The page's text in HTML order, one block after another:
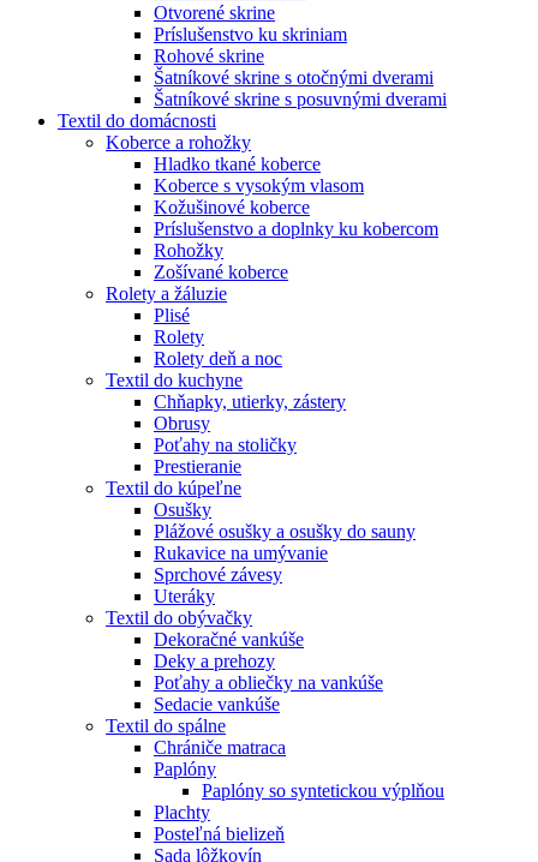
Otvorené skrine
Príslušenstvo ku skriniam
Rohové skrine
Šatníkové skrine s otočnými dverami
Šatníkové skrine s posuvnými dverami
Textil do domácnosti
Koberce a rohožky
Hladko tkané koberce
Koberce s vysokým vlasom
Kožušinové koberce
Príslušenstvo a doplnky ku kobercom
Rohožky
Zošívané koberce
Rolety a žáluzie
Plisé
Rolety
Rolety deň a noc
Textil do kuchyne
Chňapky, utierky, zástery
Obrusy
Poťahy na stoličky
Prestieranie
Textil do kúpeľne
Osušky
Plážové osušky a osušky do sauny
Rukavice na umývanie
Sprchové závesy
Uteráky
Textil do obývačky
Dekoračné vankúše
Deky a prehozy
Poťahy a obliečky na vankúše
Sedacie vankúše
Textil do spálne
Chrániče matraca
Paplóny
Paplóny so syntetickou výplňou
Plachty
Posteľná bielizeň
Sada lôžkovín